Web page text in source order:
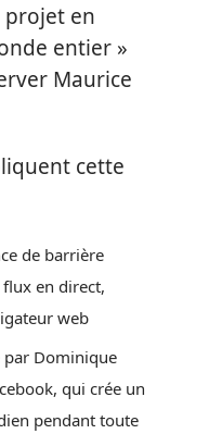
projet en
entier »
Maurice
cette
de barrière
en direct,
web
Dominique
qui crée un
pendant toute